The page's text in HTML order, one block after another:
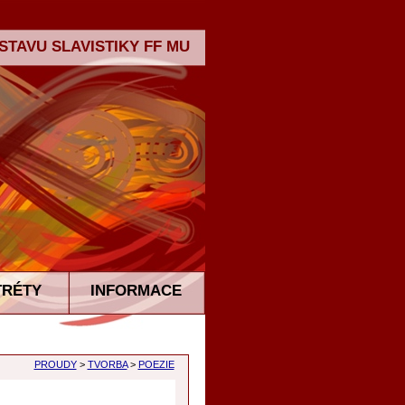
SLAVISTIKY FF MU
INFORMACE
PROUDY> TVORBA> POEZIE